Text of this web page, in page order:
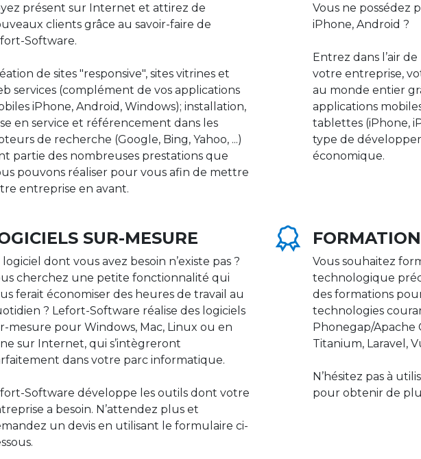
présent sur Internet et attirez de
clients grâce au savoir-faire de
Software.
de sites "responsive", sites vitrines et
services (complément de vos applications
iPhone, Android, Windows); installation,
en service et référencement dans les
de recherche (Google, Bing, Yahoo, ...)
partie des nombreuses prestations que
pouvons réaliser pour vous afin de mettre
entreprise en avant.
Vous ne possédez
iPhone, Android ?
Entrez dans l’air
votre entreprise,
au monde entier
applications
tablettes (iPhone,
type de
économique.
SUR-MESURE
logiciel dont vous avez besoin n’existe pas ?
cherchez une petite fonctionnalité qui
ferait économiser des heures de travail au
? Lefort-Software réalise des logiciels
mesure pour Windows, Mac, Linux ou en
sur Internet, qui s’intègreront
dans votre parc informatique.
Software développe les outils dont votre
a besoin. N’attendez plus et
un devis en utilisant le formulaire ci-
Vous souhaitez
technologique
des formations
technologies
Phonegap/Apache
Titanium, Laravel,
N’hésitez pas à
pour obtenir de